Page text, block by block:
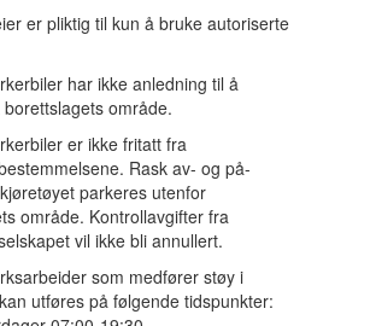
er pliktig til kun å bruke autoriserte
har ikke anledning til å
område.
er ikke fritatt fra
Rask av- og på-
parkeres utenfor
område. Kontrollavgifter fra
vil ikke bli annullert.
som medfører støy i
utføres på følgende tidspunkter: